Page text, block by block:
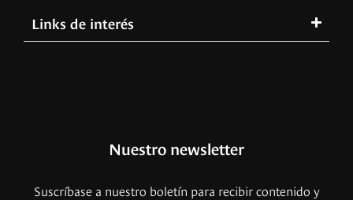
Links de interés
Nuestro newsletter
Suscríbase a nuestro boletín para recibir contenido y